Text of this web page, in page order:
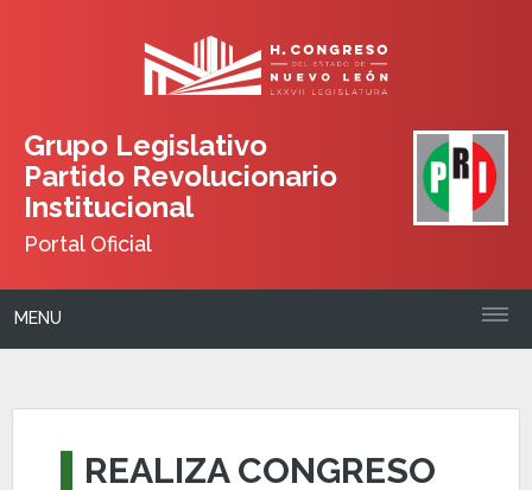
Grupo Legislativo
Partido Revolucionario
Institucional
Portal Oficial
MENU
REALIZA CONGRESO